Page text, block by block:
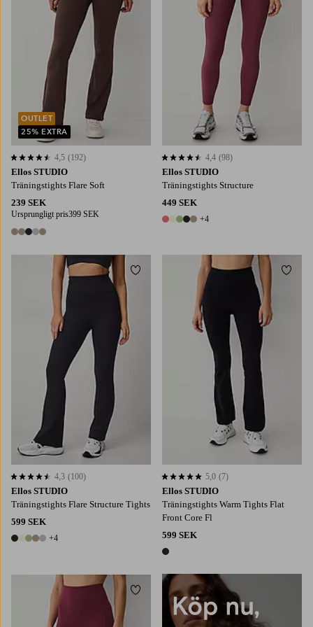
Ellos STUDIO
Träningstights Flare Soft
239 SEK
Ursprungligt pris399 SEK
5 färger
4,5 baserat på 192 st betyg
4,5 (192)
OUTLET
25% EXTRA
Ellos STUDIO
Träningstights Structure
449 SEK
9 färger
+4
4,4 baserat på 98 st betyg
4,4 (98)
Ellos STUDIO
Träningstights Flare Structure Tights
599 SEK
9 färger
+4
4,3 baserat på 100 st betyg
4,3 (100)
Lägg till i favoriter
Ellos STUDIO
Träningstights Warm Tights Flat
Front Core Fl
599 SEK
1 färg
5,0 baserat på 7 st betyg
5,0 (7)
Lägg till i favoriter